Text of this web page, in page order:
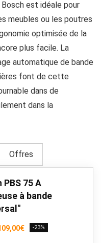
est idéale pour
meubles ou les poutres
optimisée de la
plus facile. La
automatique de bande
font de cette
dans de
dans la
Offres
PBS 75 A
à bande
€Le
-23%